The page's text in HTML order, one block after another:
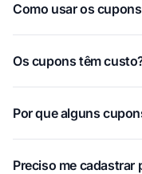
Como usar os
Os cupons têm
Por que alguns
Preciso me cadastrar